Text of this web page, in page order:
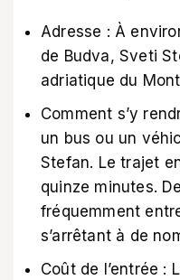
Adresse : À
de Budva, Sveti
adriatique du
Comment s’y
un bus ou un
Stefan. Le trajet
quinze minutes.
fréquemment
s’arrêtant à de
Coût de l’entrée :